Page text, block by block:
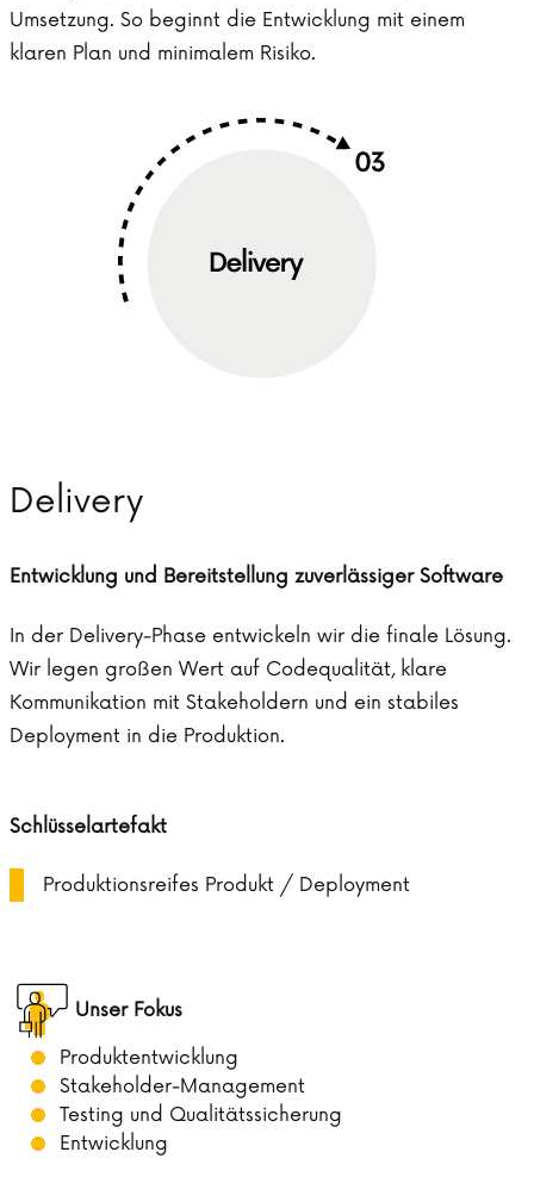
Umsetzung. So beginnt die Entwicklung mit einem
klaren Plan und minimalem Risiko.
Delivery
Entwicklung und Bereitstellung zuverlässiger Software
In der Delivery-Phase entwickeln wir die finale Lösung.
Wir legen großen Wert auf Codequalität, klare
Kommunikation mit Stakeholdern und ein stabiles
Deployment in die Produktion.
Schlüsselartefakt
Produktionsreifes Produkt / Deployment
Unser Fokus
Produktentwicklung
Stakeholder-Management
Testing und Qualitätssicherung
Entwicklung